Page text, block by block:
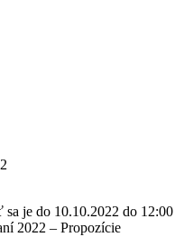
do 10.10.2022 do
2022 – Propozície